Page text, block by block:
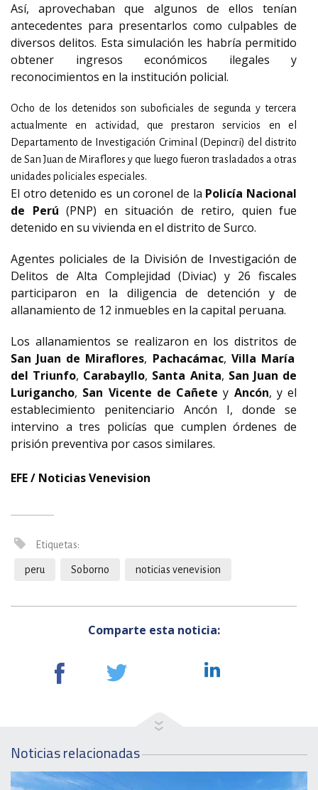
Así, aprovechaban que algunos de ellos tenían
antecedentes para presentarlos como culpables de
diversos delitos. Esta simulación les habría permitido
obtener ingresos económicos ilegales y
reconocimientos en la institución policial.
Ocho de los detenidos son suboficiales de segunda y tercera
actualmente en actividad, que prestaron servicios en el
Departamento de Investigación Criminal (Depincri) del distrito
de San Juan de Miraflores y que luego fueron trasladados a otras
unidades policiales especiales.
El otro detenido es un coronel de la Policía Nacional
de Perú (PNP) en situación de retiro, quien fue
detenido en su vivienda en el distrito de Surco.
Agentes policiales de la División de Investigación de
Delitos de Alta Complejidad (Diviac) y 26 fiscales
participaron en la diligencia de detención y de
allanamiento de 12 inmuebles en la capital peruana.
Los allanamientos se realizaron en los distritos de
San Juan de Miraflores, Pachacámac, Villa María
del Triunfo, Carabayllo, Santa Anita, San Juan de
Lurigancho, San Vicente de Cañete y Ancón, y el
establecimiento penitenciario Ancón I, donde se
intervino a tres policías que cumplen órdenes de
prisión preventiva por casos similares.
EFE / Noticias Venevision
Etiquetas:
peru Soborno noticias venevision
Comparte esta noticia:
Noticias relacionadas